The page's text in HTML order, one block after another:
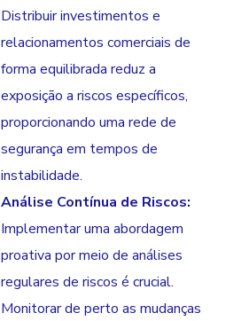
Distribuir investimentos e
relacionamentos comerciais de
forma equilibrada reduz a
exposição a riscos específicos,
proporcionando uma rede de
segurança em tempos de
instabilidade.
Análise Contínua de Riscos:
Implementar uma abordagem
proativa por meio de análises
regulares de riscos é crucial.
Monitorar de perto as mudanças